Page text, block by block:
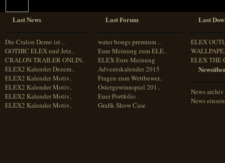
Last News
Die Cralon Demo ist ..
GOTHIC ELEX und Jetz..
CRALON TRAILER ONLIN..
ELEX2 Kalender Dezem..
ELEX2 Kalender Motiv..
ELEX2 Kalender Motiv..
ELEX2 Kalender Motiv..
ELEX2 Kalender Motiv..
Last Forum
water bongs premium ..
Eure Meinung zum ELE..
ELEX Eure Meinung
Adventskalender 2015
Fragen zum Wettbewer..
Ostergewinnspiel 201..
Euer Portfolio
Grafik Show Case
Last
ELEX
ELEX THE
News archiv
News